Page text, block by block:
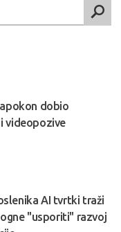
dobio
videopozive
AI tvrtki traži
"usporiti" razvoj